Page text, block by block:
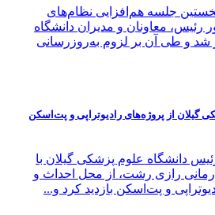
جلسه هم‌افزایی نظام‌های
رئیس، معاونان و مدیران دانشگاه
شد و طی آن بر لزوم به‌روزرسانی
گیلان از پروژه‌های رادیوتراپی و پت‌اسکن
دانشگاه علوم پزشکی گیلان با
رازی رشت، از محل احداث و
و پت‌اسکن بازدید کرد و...